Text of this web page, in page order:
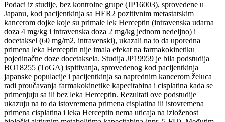
Podaci iz studije, bez kontrolne grupe (JP16003), sprovedene u
Japanu, kod pacijentkinja sa HER2 pozitivnim metastatskim
kancerom dojke koje su primale lek Herceptin (intravenska udarna
doza 4 mg/kg i intravenska doza 2 mg/kg jednom nedeljno) i
docetaksel (60 mg/m2, intravenski), ukazali na to da uporedna
primena leka Herceptin nije imala efekat na farmakokinetiku
pojedinačne doze docetaksela. Studija JP19959 je bila podstudija
BO18255 (ToGA) ispitivanja, sprovedenog kod pacijentkinja
japanske populacije i pacijentkinja sa naprednim kancerom želuca
radi proučavanja farmakokinetike kapecitabina i cisplatina kada se
primenjuju sa ili bez leka Herceptin. Rezultati ove podstudije
ukazuju na to da istovremena primena cisplatina ili istovremena
primena cisplatina i leka Herceptin nema uticaja na izloženost